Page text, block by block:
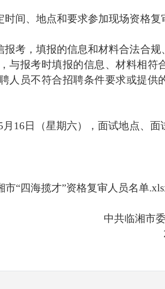
时间、地点和要求参加现场资格
报考，填报的信息和材料合法合
与报考时填报的信息、材料相符
人员不符合招聘条件要求或提供
月16日（星期六），面试地点、
市“四海揽才”资格复审人员名单
市委人才工作领
年5月